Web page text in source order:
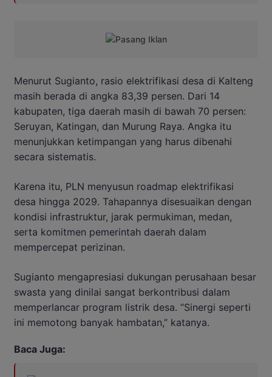
Menurut Sugianto, rasio elektrifikasi desa di Kalteng
masih berada di angka 83,39 persen. Dari 14
kabupaten, tiga daerah masih di bawah 70 persen:
Seruyan, Katingan, dan Murung Raya. Angka itu
menunjukkan ketimpangan yang harus dibenahi
secara sistematis.
Karena itu, PLN menyusun roadmap elektrifikasi
desa hingga 2029. Tahapannya disesuaikan dengan
kondisi infrastruktur, jarak permukiman, medan,
serta komitmen pemerintah daerah dalam
mempercepat perizinan.
Sugianto mengapresiasi dukungan perusahaan besar
swasta yang dinilai sangat berkontribusi dalam
memperlancar program listrik desa. “Sinergi seperti
ini memotong banyak hambatan,” katanya.
Baca Juga: